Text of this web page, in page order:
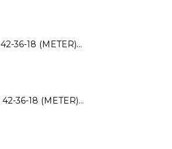
42-36-18 (METER)…
42-36-18 (METER)…